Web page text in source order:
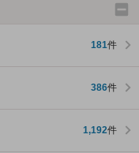
181件
386件
1,192件